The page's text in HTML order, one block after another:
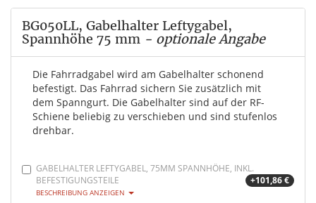
BG050LL, Gabelhalter Leftygabel,
Spannhöhe 75 mm - optionale Angabe
Die Fahrradgabel wird am Gabelhalter schonend
befestigt. Das Fahrrad sichern Sie zusätzlich mit
dem Spanngurt. Die Gabelhalter sind auf der RF-
Schiene beliebig zu verschieben und sind stufenlos
drehbar.
GABELHALTER LEFTYGABEL, 75MM SPANNHÖHE, INKL.
BEFESTIGUNGSTEILE
+101,86 €
BESCHREIBUNG ANZEIGEN